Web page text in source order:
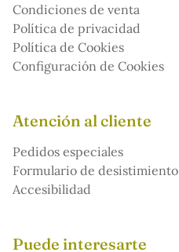
Condiciones de venta
Política de privacidad
Política de Cookies
Configuración de Cookies
Atención al cliente
Pedidos especiales
Formulario de desistimiento
Accesibilidad
Puede interesarte